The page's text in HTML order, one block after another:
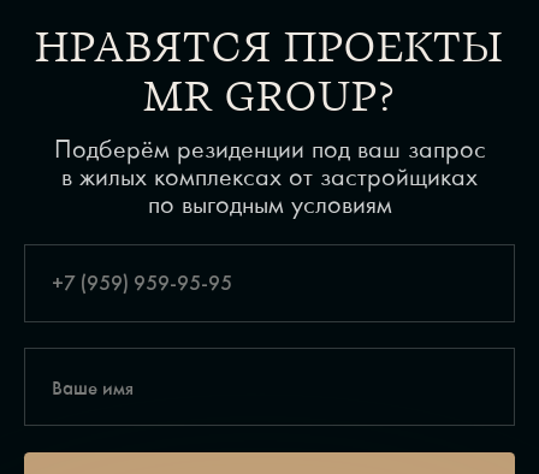
НРАВЯТСЯ ПРОЕКТЫ
MR GROUP?
Подберём резиденции под ваш запрос
в жилых комплексах от застройщиках
по выгодным условиям